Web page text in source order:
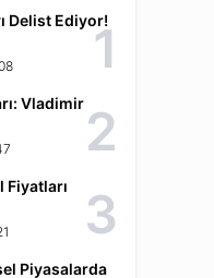
Delist Ediyor!
1
Vladimir 2
3
Piyasalarda